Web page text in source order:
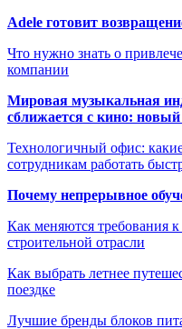
Adele готовит
Что нужно знать о
компании
Мировая музыкальная
сближается с кино:
Технологичный офис:
сотрудникам работать
Почему непрерывное
Как меняются требования
строительной отрасли
Как выбрать летнее
поездке
Лучшие бренды блоков